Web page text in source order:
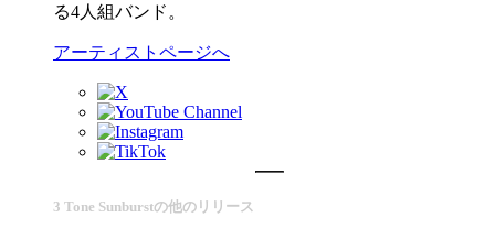
る4人組バンド。
アーティストページへ
3 Tone Sunburstの他のリリース